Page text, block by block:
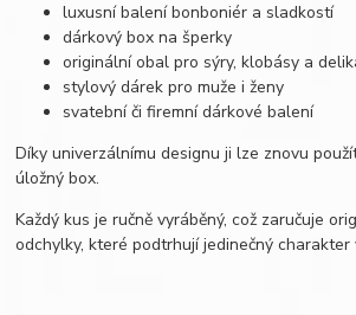
luxusní balení bonboniér a sladkostí
dárkový box na šperky
originální obal pro sýry, klobásy a
stylový dárek pro muže i ženy
svatební či firemní dárkové balení
Díky univerzálnímu designu ji lze znovu
úložný box.
Každý kus je ručně vyráběný, což zaručuje
odchylky, které podtrhují jedinečný charakter